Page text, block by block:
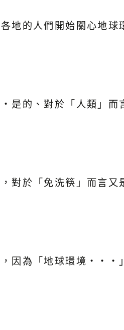
地的人們開始關心地球
・是的、對於「人類」
對於「免洗筷」而言又
因為「地球環境・・・